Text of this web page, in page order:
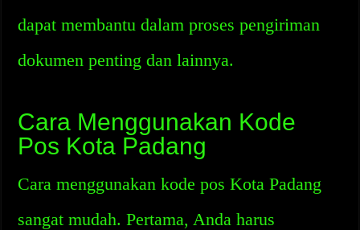
dapat membantu dalam proses pengiriman
dokumen penting dan lainnya.
Cara Menggunakan Kode
Pos Kota Padang
Cara menggunakan kode pos Kota Padang
sangat mudah. Pertama, Anda harus